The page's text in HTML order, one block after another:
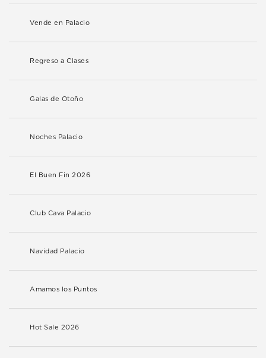
Vende en Palacio
Regreso a Clases
Galas de Otoño
Noches Palacio
El Buen Fin 2026
Club Cava Palacio
Navidad Palacio
Amamos los Puntos
Hot Sale 2026